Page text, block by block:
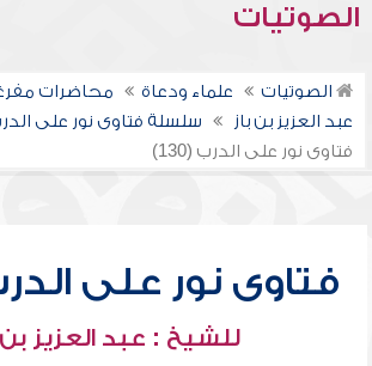
الصوتيات
الصوتيات علماء ودعاة
محاضرات
عبد العزيز بن باز
سلسلة فتاوى نور على
فتاوى نور على الدرب (130)
فتاوى نور على الدرب
للشيخ : عبد العزيز بن